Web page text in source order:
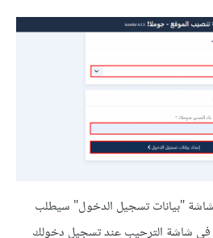
"بيانات تسجيل الدخول" سيطلب
في شاشة الترحيب عند تسجيل دخولك